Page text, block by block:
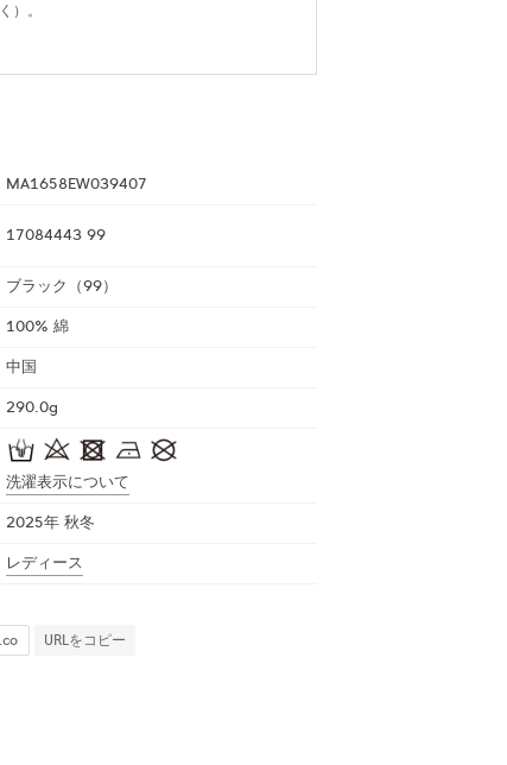
）。
MA1658EW039407
17084443 99
ブラック（99）
100% 綿
中国
290.0g
洗濯表示について
2025年 秋冬
レディース
URLをコピー